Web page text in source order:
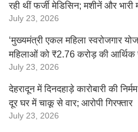
रही थीं फर्जी मेडिसिन; मशीनें और भारी
July 23, 2026
‘मुख्यमंत्री एकल महिला स्वरोजगार
महिलाओं को ₹2.76 करोड़ की आर्थिक
July 23, 2026
देहरादून में दिनदहाड़े कारोबारी की
दूर घर में चाकू से वार; आरोपी गिरफ्तार
July 23, 2026